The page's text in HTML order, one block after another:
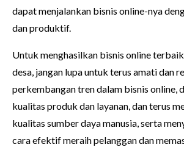
dapat menjalankan bisnis online-nya
dan produktif.
Untuk menghasilkan bisnis online
desa, jangan lupa untuk terus amati dan
perkembangan tren dalam bisnis online,
kualitas produk dan layanan, dan terus
kualitas sumber daya manusia, serta
cara efektif meraih pelanggan dan